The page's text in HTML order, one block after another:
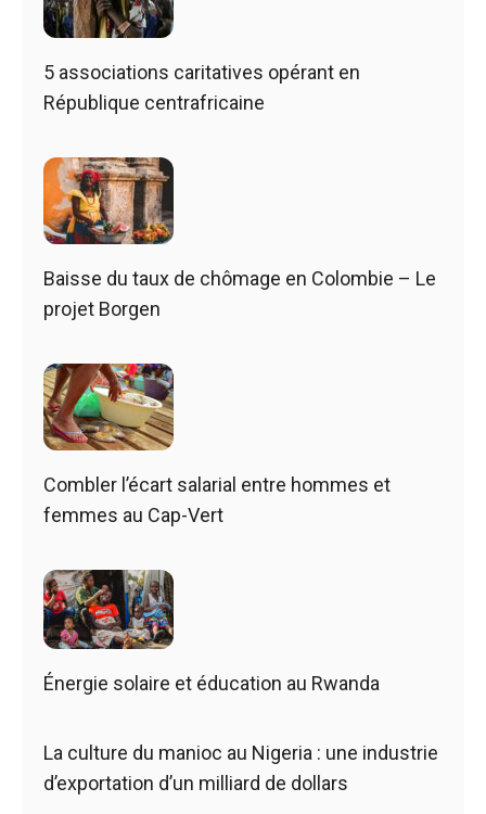
5 associations caritatives opérant en
République centrafricaine
Baisse du taux de chômage en Colombie – Le
projet Borgen
Combler l’écart salarial entre hommes et
femmes au Cap-Vert
Énergie solaire et éducation au Rwanda
La culture du manioc au Nigeria : une industrie
d’exportation d’un milliard de dollars